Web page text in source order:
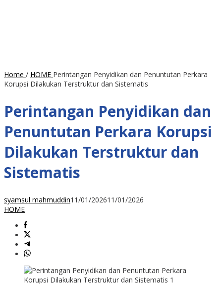
Home / HOME Perintangan Penyidikan dan Penuntutan Perkara
Korupsi Dilakukan Terstruktur dan Sistematis
Perintangan Penyidikan dan
Penuntutan Perkara Korupsi
Dilakukan Terstruktur dan
Sistematis
syamsul mahmuddin11/01/202611/01/2026
HOME